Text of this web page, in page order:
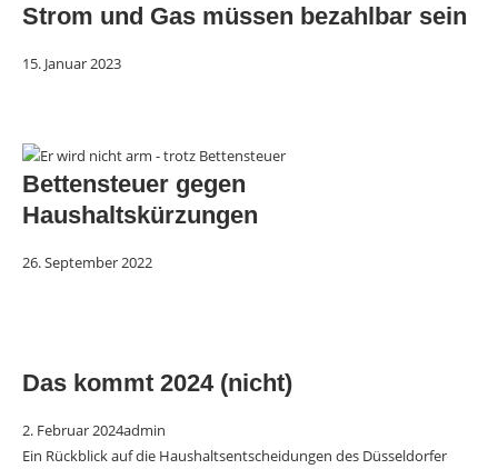
Strom und Gas müssen bezahlbar sein
15. Januar 2023
Bettensteuer gegen
Haushaltskürzungen
26. September 2022
Das kommt 2024 (nicht)
2. Februar 2024admin
Ein Rückblick auf die Haushaltsentscheidungen des Düsseldorfer